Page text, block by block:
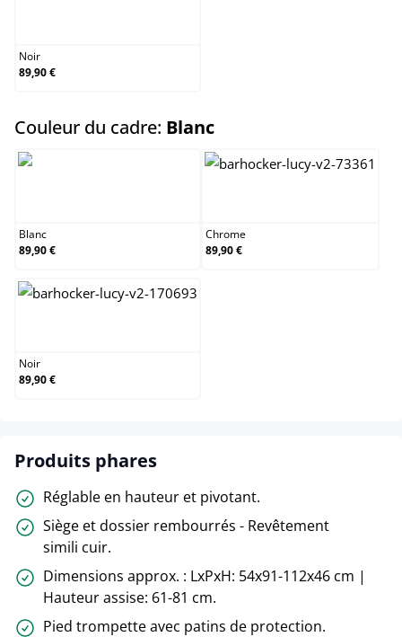
Noir
89,90 €
Couleur du cadre: Blancselect
Blanc
89,90 €
Chrome
89,90 €
Noir
89,90 €
Produits phares
Réglable en hauteur et pivotant.
Siège et dossier rembourrés - Revêtement
simili cuir.
Dimensions approx. : LxPxH: 54x91-112x46 cm |
Hauteur assise: 61-81 cm.
Pied trompette avec patins de protection.